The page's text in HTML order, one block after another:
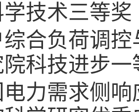
学技术三等
综合负荷调
科技进步
力需求侧